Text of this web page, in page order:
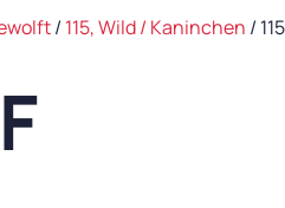
/ 115, Wild / Kaninchen /